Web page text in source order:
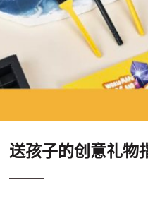
送孩子的创意礼物